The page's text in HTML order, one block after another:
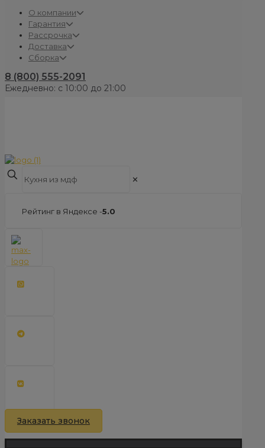
О компании
Гарантия
Рассрочка
Доставка
Сборка
8 (800) 555-2091
Ежедневно: с 10:00 до 21:00
✕
Рейтинг в Яндексе -5.0
Заказать звонок